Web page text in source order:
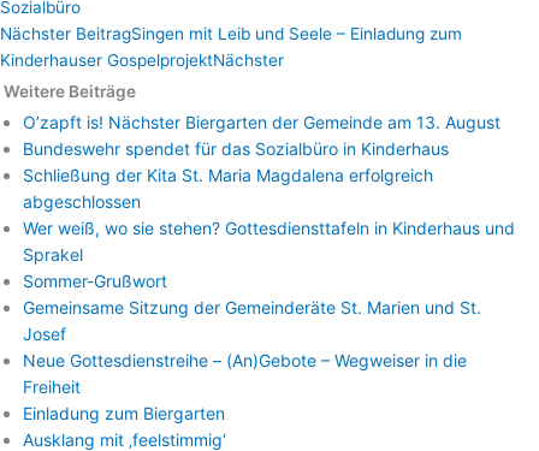
Sozialbüro
Nächster BeitragSingen mit Leib und Seele – Einladung zum
Kinderhauser GospelprojektNächster
Weitere Beiträge
O’zapft is! Nächster Biergarten der Gemeinde am 13. August
Bundeswehr spendet für das Sozialbüro in Kinderhaus
Schließung der Kita St. Maria Magdalena erfolgreich
abgeschlossen
Wer weiß, wo sie stehen? Gottesdiensttafeln in Kinderhaus und
Sprakel
Sommer-Grußwort
Gemeinsame Sitzung der Gemeinderäte St. Marien und St.
Josef
Neue Gottesdienstreihe – (An)Gebote – Wegweiser in die
Freiheit
Einladung zum Biergarten
Ausklang mit ‚feelstimmig‘